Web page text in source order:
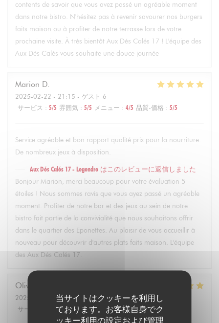
当サイトはクッキーを利用し
ております。お客様自身でク
ッキー利用の設定および管理
contents de savoir que vous avez passé un agréable moment
dans notre bistro. N'hésitez pas à revenir savourer nos burgers
faits maison ou à profiter de notre terrasse lors de votre
prochaine visite. À très bientôt Aux Dés Calés 17 ! L'équipe des
Aux Dés Calés vous souhaite une douce journée
Marion D
2025-02-22 - 21:15 - ゲスト 6
サービス : 5/5 雰囲気 : 5/5 メニュー : 4/5 品質-価格 : 5/5
Service agréable et bon rapport qualité prix pour la nourriture.
De nombreux jeux à disposition.
Aux Dés Calés 17 - Legendre はこのレビューに返信しました
Bonjour Marion, merci beaucoup pour votre évaluation 5
étoiles ! Nous sommes ravis que vous ayez passé un agréable
moment. Profiter de notre bar et des jeux au sein de notre
bistro fait partie de la convivialité que nous souhaitons offrir
dans le quartier des Eponettes. Au plaisir de vous accueillir à
nouveau pour découvrir d'autres plats faits maison. L'équipe
des Aux Dés Calés 17.
Olivier
2025-02-22
- 21:30 - ゲスト 4
サービス
/5 雰囲気: 5 /5 メニュー: 5/5 品質-価格